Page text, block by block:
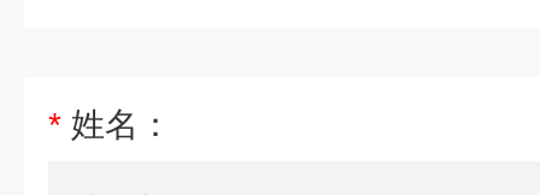
* 姓名：